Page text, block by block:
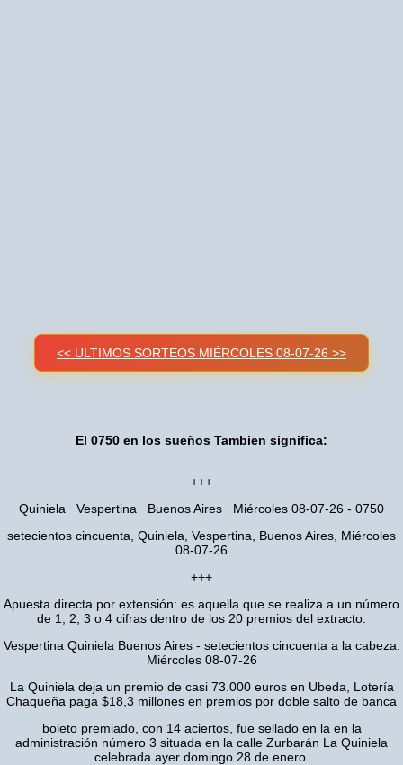
<< ULTIMOS SORTEOS MIÉRCOLES 08-07-26 >>
El 0750 en los sueños Tambien significa:
+++
Quiniela Vespertina Buenos Aires Miércoles 08-07-26 - 0750
setecientos cincuenta, Quiniela, Vespertina, Buenos Aires, Miércoles
08-07-26
+++
Apuesta directa por extensión: es aquella que se realiza a un número
de 1, 2, 3 o 4 cifras dentro de los 20 premios del extracto.
Vespertina Quiniela Buenos Aires - setecientos cincuenta a la cabeza.
Miércoles 08-07-26
La Quiniela deja un premio de casi 73.000 euros en Ubeda, Lotería
Chaqueña paga $18,3 millones en premios por doble salto de banca
boleto premiado, con 14 aciertos, fue sellado en la en la
administración número 3 situada en la calle Zurbarán La Quiniela
celebrada ayer domingo 28 de enero.